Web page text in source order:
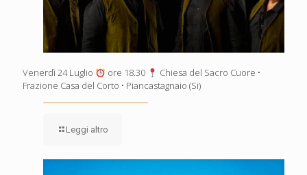
Venerdì 24 Luglio ore 18.30
Chiesa del Sacro Cuore •
Frazione Casa del Corto • Piancastagnaio (Si)
Leggi altro